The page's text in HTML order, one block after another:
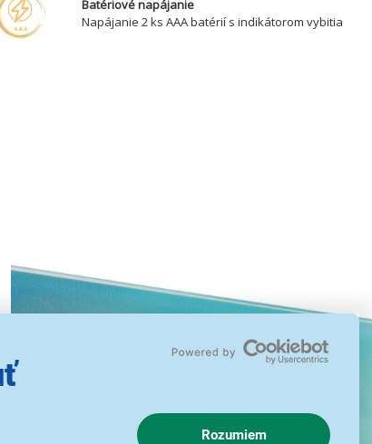
Rozumiem
Batériové napájanie
Napájanie 2 ks AAA batérií s indikátorom vybitia